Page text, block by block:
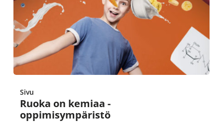
Sivu
Ruoka on kemiaa -
oppimisympäristö